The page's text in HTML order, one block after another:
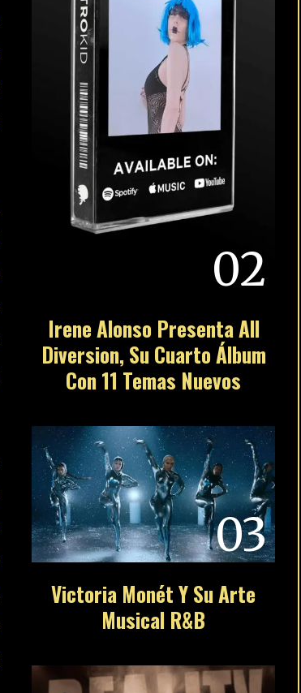
02
Irene Alonso Presenta All
Diversion, Su Cuarto Álbum
Con 11 Temas Nuevos
03
Victoria Monét Y Su Arte
Musical R&B